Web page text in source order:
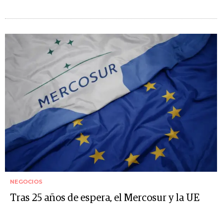
NEGOCIOS
Tras 25 años de espera, el Mercosur y la UE